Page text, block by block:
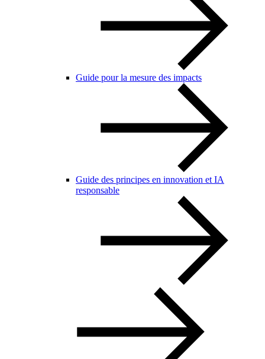
Guide pour la mesure des impacts
Guide des principes en innovation et IA
responsable